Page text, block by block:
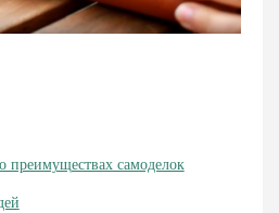
преимуществах самоделок